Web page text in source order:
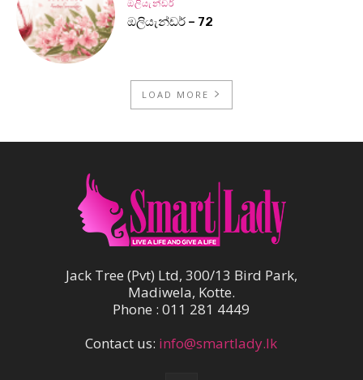
ඔලියැන්ඩර්
ඔලියැන්ඩර් – 72
LOAD MORE
Jack Tree (Pvt) Ltd, 300/13 Bird Park,
Madiwela, Kotte.
Phone : 011 281 4449
Contact us: info@smartlady.lk